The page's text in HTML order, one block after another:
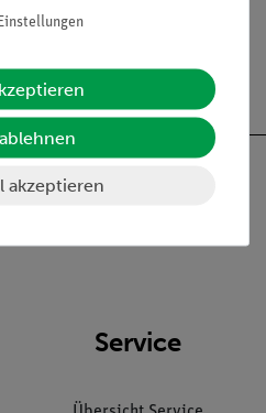
ab 300,- €
Service
akzeptieren